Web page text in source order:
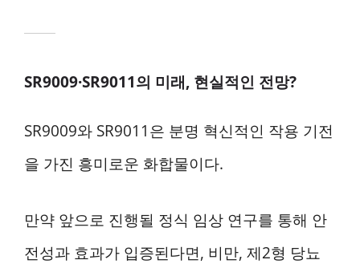
SR9009·SR9011의 미래, 현실적인 전망?
SR9009와 SR9011은 분명 혁신적인 작용 기전
을 가진 흥미로운 화합물이다.
만약 앞으로 진행될 정식 임상 연구를 통해 안
전성과 효과가 입증된다면, 비만, 제2형 당뇨